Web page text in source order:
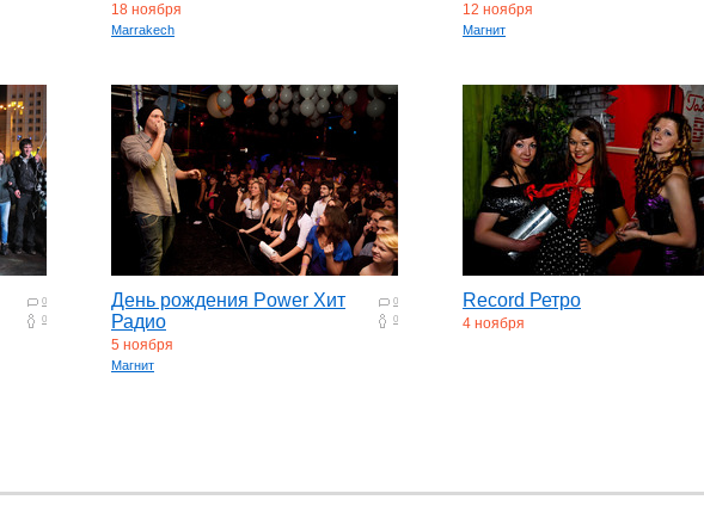
18 ноября
Marrakech
12 ноября
Магнит
0
0
0
0
День рождения Power Хит
Радио
5 ноября
Магнит
Record Ретро
4 ноября